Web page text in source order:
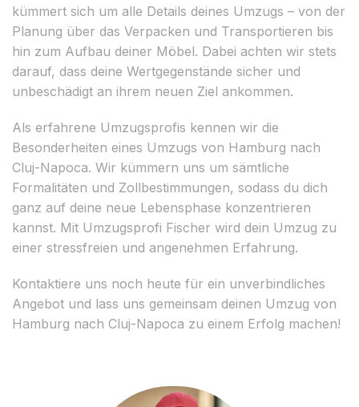
kümmert sich um alle Details deines Umzugs – von der
Planung über das Verpacken und Transportieren bis
hin zum Aufbau deiner Möbel. Dabei achten wir stets
darauf, dass deine Wertgegenstände sicher und
unbeschädigt an ihrem neuen Ziel ankommen.
Als erfahrene Umzugsprofis kennen wir die
Besonderheiten eines Umzugs von Hamburg nach
Cluj-Napoca. Wir kümmern uns um sämtliche
Formalitäten und Zollbestimmungen, sodass du dich
ganz auf deine neue Lebensphase konzentrieren
kannst. Mit Umzugsprofi Fischer wird dein Umzug zu
einer stressfreien und angenehmen Erfahrung.
Kontaktiere uns noch heute für ein unverbindliches
Angebot und lass uns gemeinsam deinen Umzug von
Hamburg nach Cluj-Napoca zu einem Erfolg machen!